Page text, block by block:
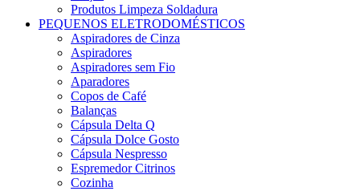
Produtos Limpeza Soldadura
PEQUENOS ELETRODOMÉSTICOS
Aspiradores de Cinza
Aspiradores
Aspiradores sem Fio
Aparadores
Copos de Café
Balanças
Cápsula Delta Q
Cápsula Dolce Gosto
Cápsula Nespresso
Espremedor Citrinos
Cozinha